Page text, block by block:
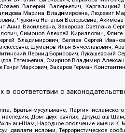
Валерий Валерьевич,
Марина Владимировна, Людевиг
Чуркина Наталья Валерьевна, Акимова
Анна Васильевна, Захарова Светлана
Симонов Алексей Кириллович,
Владимирович, Беляев Сергей
Шуманов Илья Вячеславович,
Леонид Борисович, Лукашевский
Евгеньевна, Смирнов Владимир
Маркович, Захаров Герман
соответствии с
Братья-мусульмане, Партия
наследия, Дом двух святых, Джунд аш-
аш-Шам, Народное ополчение имени
исломи, Террористическое